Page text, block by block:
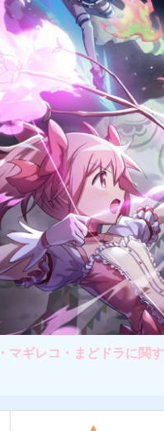
マギレコ・まどドラに関